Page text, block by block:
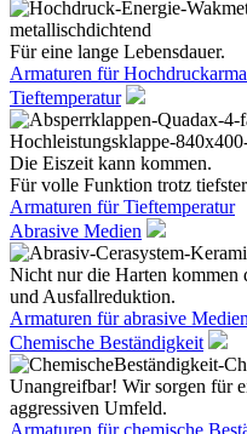
Für eine lange Lebensdauer.
Armaturen für
Tieftemperatur
Die Eiszeit kann kommen.
Für volle Funktion trotz
Armaturen für Tieftemperatur
Abrasive Medien
Nicht nur die Harten kommen
und Ausfallreduktion.
Armaturen für abrasive Medien
Chemische Beständigkeit
Unangreifbar! Wir sorgen für
aggressiven Umfeld.
Armaturen für chemische